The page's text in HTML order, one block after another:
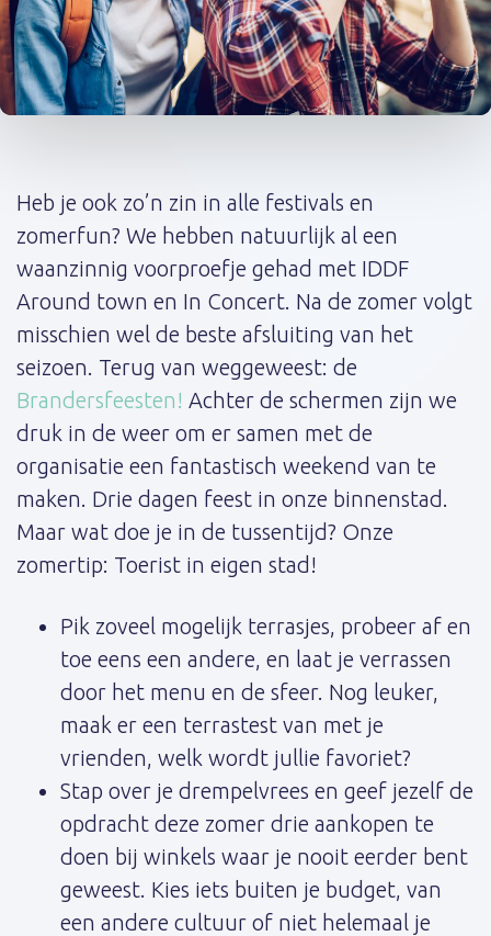
Heb je ook zo’n zin in alle festivals en
zomerfun? We hebben natuurlijk al een
waanzinnig voorproefje gehad met IDDF
Around town en In Concert. Na de zomer volgt
misschien wel de beste afsluiting van het
seizoen. Terug van weggeweest: de
Brandersfeesten! Achter de schermen zijn we
druk in de weer om er samen met de
organisatie een fantastisch weekend van te
maken. Drie dagen feest in onze binnenstad.
Maar wat doe je in de tussentijd? Onze
zomertip: Toerist in eigen stad!
Pik zoveel mogelijk terrasjes, probeer af en
toe eens een andere, en laat je verrassen
door het menu en de sfeer. Nog leuker,
maak er een terrastest van met je
vrienden, welk wordt jullie favoriet?
Stap over je drempelvrees en geef jezelf de
opdracht deze zomer drie aankopen te
doen bij winkels waar je nooit eerder bent
geweest. Kies iets buiten je budget, van
een andere cultuur of niet helemaal je
navigation